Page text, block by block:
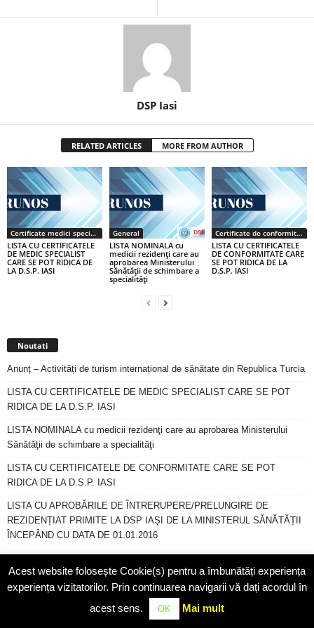
DSP Iasi
RELATED ARTICLES MORE FROM AUTHOR
Certificate medici specialiști / primari
LISTA CU CERTIFICATELE
DE MEDIC SPECIALIST
CARE SE POT RIDICA DE
LA D.S.P. IASI
General
LISTA NOMINALA cu
medicii rezidenţi care au
aprobarea Ministerului
Sănătăţii de schimbare a
specialităţi
Certificate de conformitate
LISTA CU CERTIFICATELE
DE CONFORMITATE CARE
SE POT RIDICA DE LA
D.S.P. IASI
Noutati
Anunț – Activități de turism internațional de sănătate din Republica Turcia
LISTA CU CERTIFICATELE DE MEDIC SPECIALIST CARE SE POT
RIDICA DE LA D.S.P. IASI
LISTA NOMINALA cu medicii rezidenţi care au aprobarea Ministerului
Sănătăţii de schimbare a specialităţi
LISTA CU CERTIFICATELE DE CONFORMITATE CARE SE POT
RIDICA DE LA D.S.P. IASI
LISTA CU APROBĂRILE DE ÎNTRERUPERE/PRELUNGIRE DE
REZIDENȚIAT PRIMITE LA DSP IAȘI DE LA MINISTERUL SĂNĂTĂȚII
ÎNCEPÂND CU DATA DE 01.01.2016
Arhiva anunturi
Arhiva
anunturi
Acest website folosește Cookie(s) pentru a îmbunătăți experiența
experiența vizitatorilor. Prin continuarea navigarii vă dați acordul în
acest sens.
OK Mai mult